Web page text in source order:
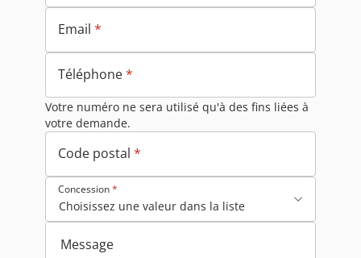
Email *
Téléphone*
Votre numéro ne sera utilisé qu'à des fins liées à
votre demande.
Code postal *
Concession*
Message